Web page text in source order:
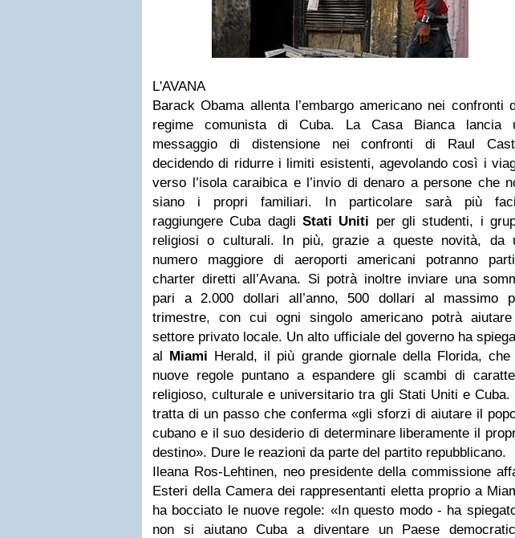
L'AVANA
Barack Obama allenta l’embargo americano nei confronti
regime comunista di Cuba. La Casa Bianca lancia
messaggio di distensione nei confronti di Raul
decidendo di ridurre i limiti esistenti, agevolando così i
verso l’isola caraibica e l’invio di denaro a persone che
siano i propri familiari. In particolare sarà più
raggiungere Cuba dagli Stati Uniti per gli studenti, i
religiosi o culturali. In più, grazie a queste novità, da
numero maggiore di aeroporti americani potranno
charter diretti all’Avana. Si potrà inoltre inviare una
pari a 2.000 dollari all’anno, 500 dollari al massimo
trimestre, con cui ogni singolo americano potrà
settore privato locale. Un alto ufficiale del governo ha
al Miami Herald, il più grande giornale della Florida, che
nuove regole puntano a espandere gli scambi di
religioso, culturale e universitario tra gli Stati Uniti e Cuba.
tratta di un passo che conferma «gli sforzi di aiutare il
cubano e il suo desiderio di determinare liberamente il
destino». Dure le reazioni da parte del partito repubblicano.
Ileana Ros-Lehtinen, neo presidente della commissione
Esteri della Camera dei rappresentanti eletta proprio a
ha bocciato le nuove regole: «In questo modo - ha
non si aiutano Cuba a diventare un Paese